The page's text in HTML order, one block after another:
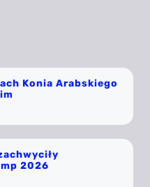
Konia Arabskiego
2026